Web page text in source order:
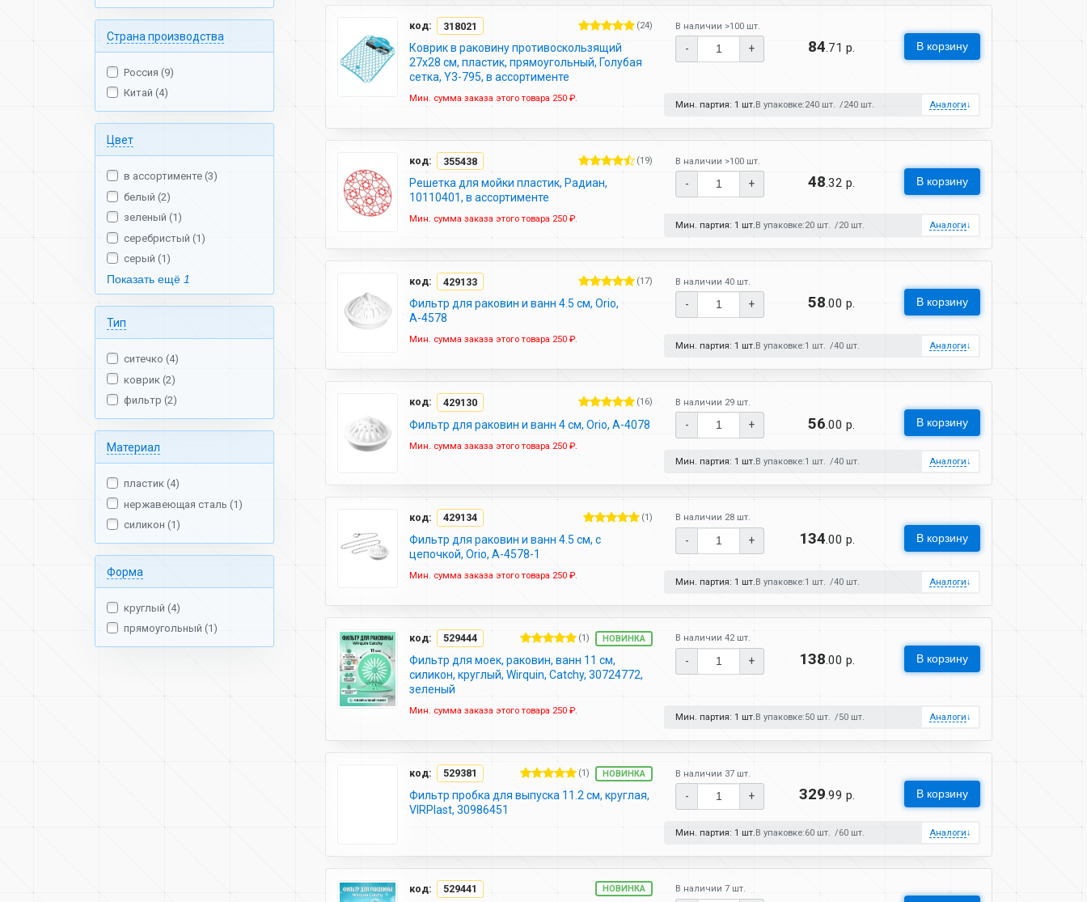
Страна производства
Россия (9)
Китай (4)
Цвет
в ассортименте (3)
белый (2)
зеленый (1)
серебристый (1)
серый (1)
Показать ещё 1
Тип
ситечко (4)
коврик (2)
фильтр (2)
Материал
пластик (4)
нержавеющая сталь (1)
силикон (1)
Форма
круглый (4)
прямоугольный (1)
код: 318021 (24)
Коврик в раковину противоскользящий
27х28 см, пластик, прямоугольный, Голубая
сетка, Y3-795, в ассортименте
Мин. сумма заказа этого товара 250 ₽.
В наличии >100 шт.
- + 84.71 р. В корзину
Мин. партия: 1 шт. В упаковке:240 шт. 240 шт. Аналоги↓
код: 355438 (19)
Решетка для мойки пластик, Радиан,
10110401, в ассортименте
Мин. сумма заказа этого товара 250 ₽.
В наличии >100 шт.
- + 48.32 р. В корзину
Мин. партия: 1 шт. В упаковке:20 шт. 20 шт. Аналоги↓
код: 429133 (17)
Фильтр для раковин и ванн 4.5 см, Orio,
А-4578
Мин. сумма заказа этого товара 250 ₽.
В наличии 40 шт.
- + 58.00 р. В корзину
Мин. партия: 1 шт. В упаковке:1 шт. 40 шт. Аналоги↓
код: 429130 (16)
Фильтр для раковин и ванн 4 см, Orio, А-4078
Мин. сумма заказа этого товара 250 ₽.
В наличии 29 шт.
- + 56 .00 р. В корзину
Мин. партия: 1 шт.В упаковке:1 шт. 40 шт. Аналоги↓
код: 429134 (1)
Фильтр для раковин и ванн 4.5 см, с
цепочкой, Orio, А-4578-1
Мин. сумма заказа этого товара 250 ₽.
В наличии 28 шт.
- + 134.00 р. В корзину
Мин. партия: 1 шт.В упаковке:1 шт. 40 шт. Аналоги↓
код: 529444 (1) НОВИНКА
Фильтр для моек, раковин, ванн 11 см,
силикон, круглый, Wirquin, Catchy, 30724772,
зеленый
Мин. сумма заказа этого товара 250 ₽.
В наличии 42 шт.
- + 138.00 р. В корзину
Мин. партия: 1 шт. В упаковке:50 шт. 50 шт. Аналоги↓
код: 529381 (1) НОВИНКА
Фильтр пробка для выпуска 11.2 см, круглая,
VIRPlast, 30986451
В наличии 37 шт.
- + 329.99 р. В корзину
Мин. партия: 1 шт. В упаковке:60 шт. 60 шт. Аналоги↓
код: 529441 НОВИНКА В наличии 7 шт.